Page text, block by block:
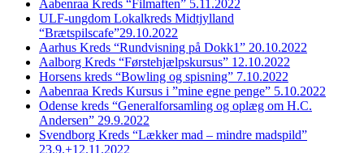
Aabenraa Kreds “Filmaften” 5.11.2022
ULF-ungdom Lokalkreds Midtjylland
“Brætspilscafe”29.10.2022
Aarhus Kreds “Rundvisning på Dokk1” 20.10.2022
Aalborg Kreds “Førstehjælpskursus” 12.10.2022
Horsens kreds “Bowling og spisning” 7.10.2022
Aabenraa Kreds Kursus i ”mine egne penge” 5.10.2022
Odense kreds “Generalforsamling og oplæg om H.C.
Andersen” 29.9.2022
Svendborg Kreds “Lækker mad – mindre madspild”
23.9.+12.11.2022